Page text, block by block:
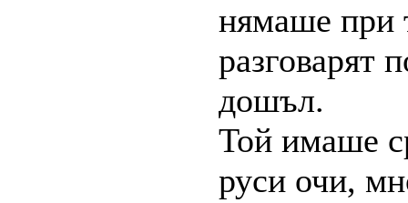
нямаше при
разговарят
дошъл.
Той имаше
руси очи,